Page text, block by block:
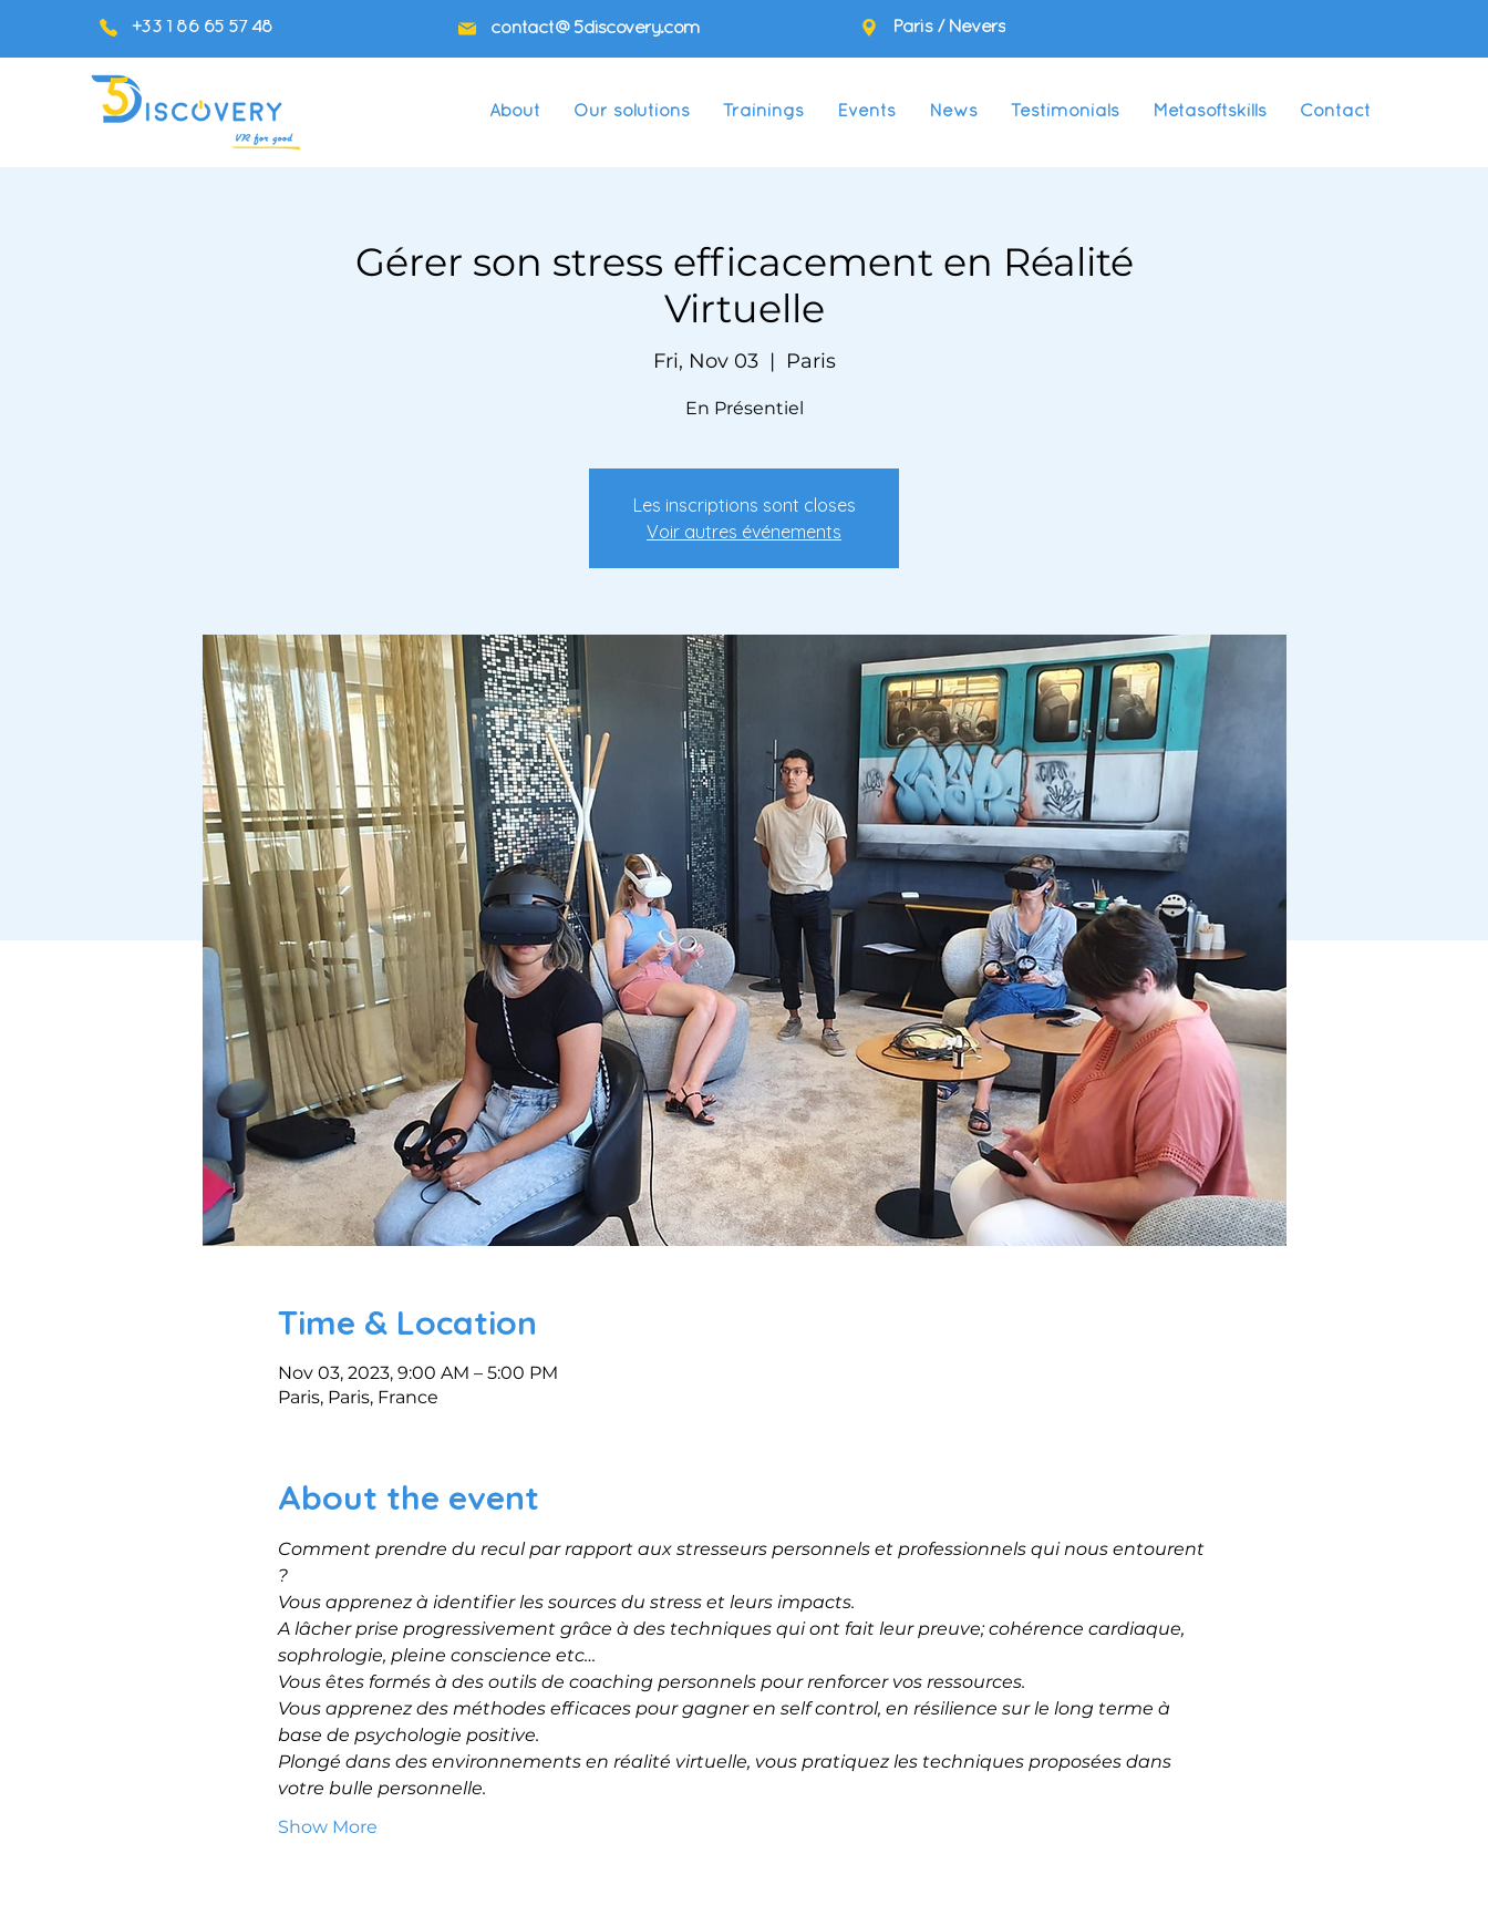
+33 1 86 65 57 48 contact@5discovery.com Paris / Nevers
About Our solutions Trainings Events News Testimonials Metasoftskills Contact
Gérer son stress efficacement en Réalité
Virtuelle
Fri, Nov 03
  |
Paris
En Présentiel
Les inscriptions sont closes
Voir autres événements
Time & Location
Nov 03, 2023, 9:00 AM – 5:00 PM
Paris, Paris, France
About the event
Comment prendre du recul par rapport aux stresseurs personnels et professionnels qui nous entourent
?
Vous apprenez à identifier les sources du stress et leurs impacts.
A lâcher prise progressivement grâce à des techniques qui ont fait leur preuve; cohérence cardiaque,
sophrologie, pleine conscience etc…
Vous êtes formés à des outils de coaching personnels pour renforcer vos ressources.
Vous apprenez des méthodes efficaces pour gagner en self control, en résilience sur le long terme à
base de psychologie positive.
Plongé dans des environnements en réalité virtuelle, vous pratiquez les techniques proposées dans
votre bulle personnelle.
Show More